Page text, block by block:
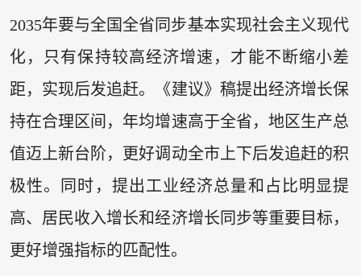
2035年要与全国全省同步基本实现社会主义现代
化，只有保持较高经济增速，才能不断缩小差
距，实现后发追赶。《建议》稿提出经济增长保
持在合理区间，年均增速高于全省，地区生产总
值迈上新台阶，更好调动全市上下后发追赶的积
极性。同时，提出工业经济总量和占比明显提
高、居民收入增长和经济增长同步等重要目标，
更好增强指标的匹配性。